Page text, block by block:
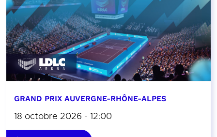
GRAND PRIX AUVERGNE-RHÔNE-ALPES
18 octobre 2026 - 12:00